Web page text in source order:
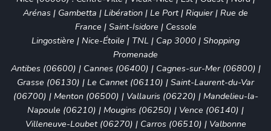
Arénas | Gambetta | Libération | Le Port | Riquier | Rue de
France | Saint-Isidore | Cessole
Lingostière | Nice-Étoile | TNL | Cap 3000 | Shopping
Promenade
Antibes (06600) | Cannes (06400) | Cagnes-sur-Mer (06800) |
Grasse (06130) | Le Cannet (06110) | Saint-Laurent-du-Var
(06700) | Menton (06500) | Vallauris (06220) | Mandelieu-la-
Napoule (06210) | Mougins (06250) | Vence (06140) |
Villeneuve-Loubet (06270) | Carros (06510) | Valbonne